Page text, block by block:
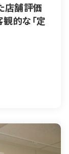
店舗評価
的な「定